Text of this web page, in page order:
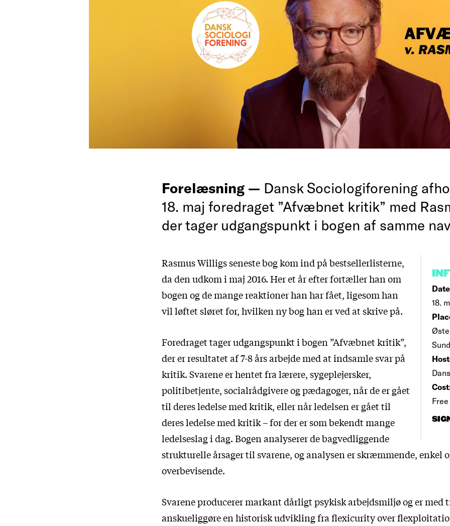
Forelæsning — Dansk Sociologiforening
18. maj foredraget ”Afvæbnet kritik” med
der tager udgangspunkt i bogen af samme
18.
Free
Rasmus Willigs seneste bog kom ind på bestsellerlisterne,
da den udkom i maj 2016. Her et år efter fortæller han om
bogen og de mange reaktioner han har fået, ligesom han
vil løftet sløret for, hvilken ny bog han er ved at skrive på.
Foredraget tager udgangspunkt i bogen ”Afvæbnet kritik”,
der er resultatet af 7-8 års arbejde med at indsamle svar på
kritik. Svarene er hentet fra lærere, sygeplejersker,
politibetjente, socialrådgivere og pædagoger, når de er gået
til deres ledelse med kritik, eller når ledelsen er gået til
deres ledelse med kritik – for der er som bekendt mange
ledelseslag i dag. Bogen analyserer de bagvedliggende
strukturelle årsager til svarene, og analysen er skræmmende, enkel
overbevisende.
Svarene producerer markant dårligt psykisk arbejdsmiljø og er med
anskueliggøre en historisk udvikling fra flexicurity over